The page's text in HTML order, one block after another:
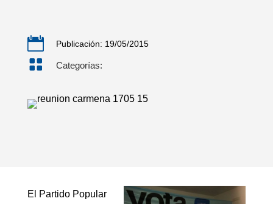
 Publicación: 19/05/2015
 Categorías:
El Partido Popular